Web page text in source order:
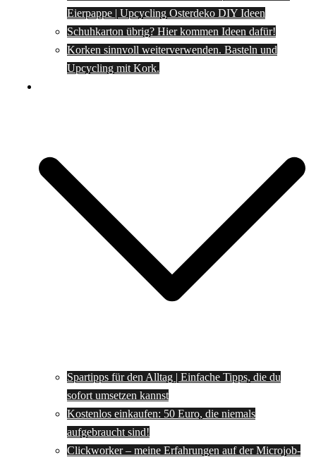
Eierpappe | Upcycling Osterdeko DIY Ideen
Schuhkarton übrig? Hier kommen Ideen dafür!
Korken sinnvoll weiterverwenden. Basteln und
Upcycling mit Kork.
Spartipps für den Alltag | Einfache Tipps, die du
sofort umsetzen kannst
Kostenlos einkaufen: 50 Euro, die niemals
aufgebraucht sind!
Clickworker – meine Erfahrungen auf der Microjob-